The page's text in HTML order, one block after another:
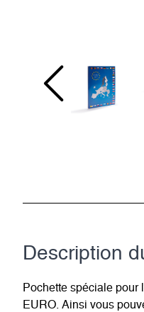
Description
Pochette spéciale
EURO. Ainsi vous